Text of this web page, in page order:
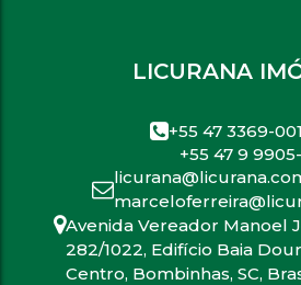
LICURANA
+55 47 3369-
+55 47 9
Avenida Vereador Manoel
282/1022, Edifício Baia
Centro, Bombinhas, SC,